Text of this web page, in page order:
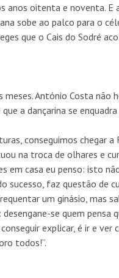
anos oitenta e noventa.
sobe ao palco para o
que o Cais do Sodré
António Costa não
a dançarina se
conseguimos chegar a
na troca de olhares e
em casa eu penso: isto
sucesso, faz questão de
um ginásio, mas
se quem
explicar, é ir e
todos!”.